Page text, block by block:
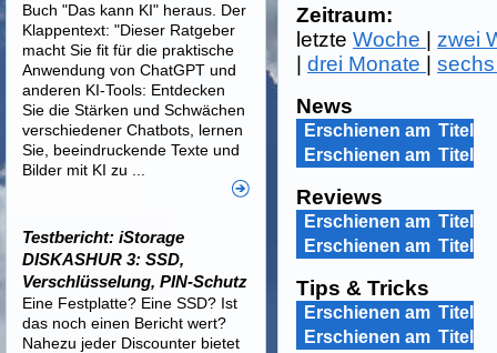
Zeitraum:
letzteWoche
zwei
|drei Monate |
News
Erschienen am Titel
Erschienen am Titel
Reviews
Erschienen am Titel
Erschienen am Titel
Tips & Tricks
Erschienen am Titel
Erschienen am Titel
Buch "Das kann KI" heraus. Der
Klappentext: "Dieser Ratgeber
macht Sie fit für die praktische
Anwendung von ChatGPT und
anderen KI-Tools: Entdecken
Sie die Stärken und Schwächen
verschiedener Chatbots, lernen
Sie, beeindruckende Texte und
Bilder mit KI zu ...
Testbericht: iStorage
DISKASHUR 3: SSD,
Verschlüsselung, PIN-Schutz
Eine Festplatte? Eine SSD? Ist
das noch einen Bericht wert?
Nahezu jeder Discounter bietet